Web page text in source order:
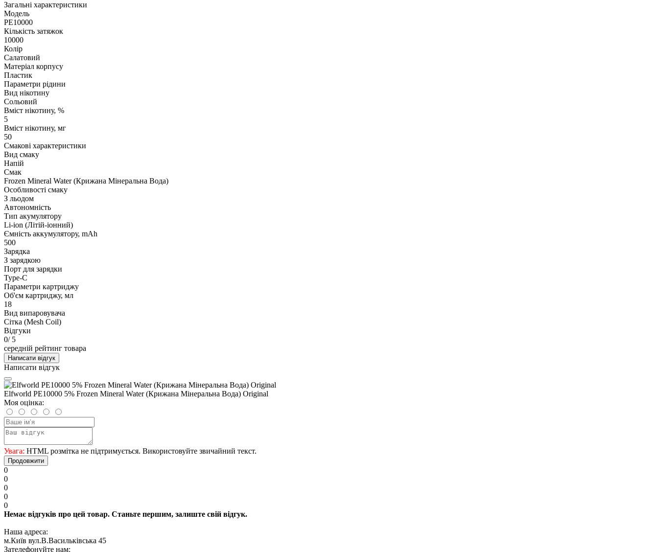
Загальні характеристики
Модель
PE10000
Кількість затяжок
10000
Колір
Салатовий
Матеріал корпусу
Пластик
Параметри рідини
Вид нікотину
Сольовий
Вміст нікотину, %
5
Вміст нікотину, мг
50
Смакові характеристики
Вид смаку
Напій
Смак
Frozen Mineral Water (Крижана Мінеральна Вода)
Особливості смаку
З льодом
Автономність
Тип акумулятору
Li-ion (Літій-іонний)
Ємність аккумулятору, mAh
500
Зарядка
З зарядкою
Порт для зарядки
Type-C
Параметри картриджу
Об'єм картриджу, мл
18
Вид випаровувача
Сітка (Mesh Coil)
Відгуки
0/ 5
середній рейтинг товара
Написати відгук
Написати відгук
Elfworld PE10000 5% Frozen Mineral Water (Крижана Мінеральна Вода) Original
Моя оцінка:
Увага: HTML розмітка не підтримується. Використовуйте звичайний текст.
Продовжити
0
0
0
0
0
Немає відгуків про цей товар. Станьте першим, залиште свій відгук.
Наша адреса:
м.Київ вул.В.Васильківська 45
Зателефонуйте нам: